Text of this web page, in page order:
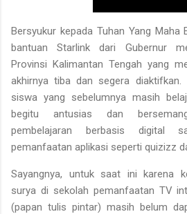
Bersyukur kepada Tuhan Yang Maha
bantuan Starlink dari Gubernur
Provinsi Kalimantan Tengah yang
akhirnya tiba dan segera diaktifkan.
siswa yang sebelumnya masih
begitu antusias dan
pembelajaran berbasis digital
pemanfaatan aplikasi seperti quizizz
Sayangnya, untuk saat ini karena
surya di sekolah pemanfaatan TV
(papan tulis pintar) masih belum